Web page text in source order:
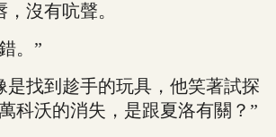
沒有吭聲。
。”
找到趁手的玩具，他笑著試探
科沃的消失，是跟夏洛有關？”